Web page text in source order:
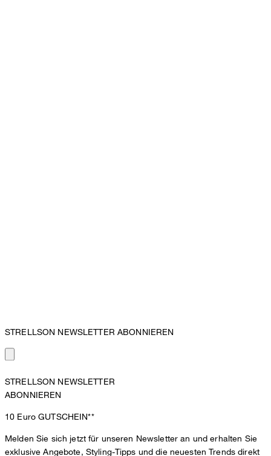
STRELLSON NEWSLETTER ABONNIEREN
STRELLSON NEWSLETTER
ABONNIEREN
10 EuroGUTSCHEIN**
Melden Sie sich jetzt für unseren Newsletter an und erhalten Sie
exklusive Angebote, Styling-Tipps und die neuesten Trends direkt